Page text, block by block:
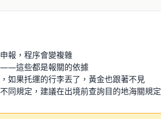
報，程序會變複雜
——這些都是報關的依據
如果托運的行李丟了，黃金也跟著不見
同規定，建議在出境前查詢目的地海關規定